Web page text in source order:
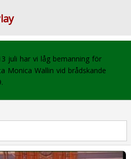
juli har vi låg bemanning för
Monica Wallin vid brådskande